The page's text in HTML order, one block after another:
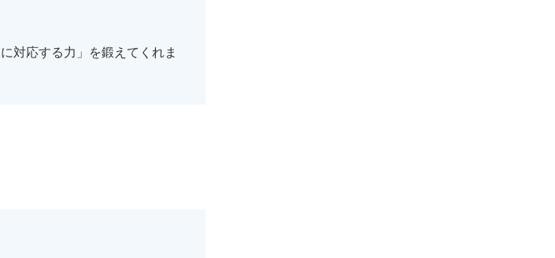
対応する力」を鍛えてくれま